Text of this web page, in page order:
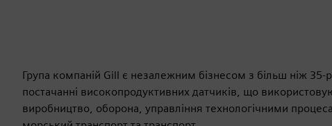
Група компаній Gill є незалежним бізнесом з більш ніж 35-
постачанні високопродуктивних датчиків, що
виробництво, оборона, управління технологічними